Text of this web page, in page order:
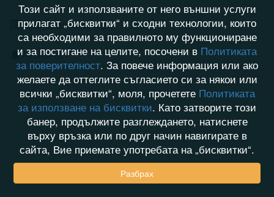
Хронология на игри
Активност
Този сайт и използваните от него външни услуги
прилагат „бисквитки“ и сходни технологии, които
са необходими за правилното му функциониране
и за постигане на целите, посочени в Политиката
за поверителност. За повече информация или ако
желаете да оттеглите съгласието си за някои или
всички „бисквитки“, моля, прочетете Политиката
за използване на бисквитки. Като затворите този
банер, продължите разглеждането, натиснете
върху връзка или по друг начин навигирате в
сайта, Вие приемате употребата на „бисквитки“.
Разбрах